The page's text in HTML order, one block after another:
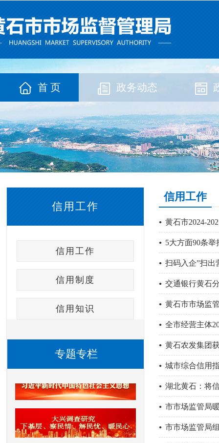
首 页 政务动态
信用工作
信用工作
信用制度
信用知识
专题专栏
信用工作
黄石市2024-
5大方面90条
扫码入企”扫出
交通银行黄石
黄石市市场监
划》...
全市经营主体
黄石农发集团
城市综合信用
湖北黄石：将
市市场监管局
市市场监管局